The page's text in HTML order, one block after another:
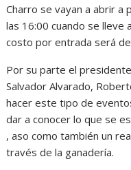
Charro se vayan a abrir a
las 16:00 cuando se lleve
costo por entrada será
Por su parte el
Salvador Alvarado,
hacer este tipo de
dar a conocer lo que se
, aso como también un
través de la ganadería.